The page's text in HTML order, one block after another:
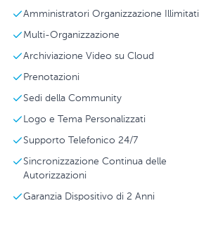
Amministratori Organizzazione Illimitati
Multi-Organizzazione
Archiviazione Video su Cloud
Prenotazioni
Sedi della Community
Logo e Tema Personalizzati
Supporto Telefonico 24/7
Sincronizzazione Continua delle
Autorizzazioni
Garanzia Dispositivo di 2 Anni